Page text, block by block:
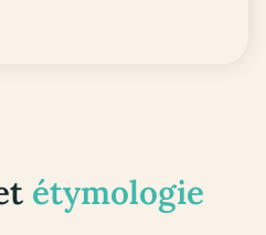
étymologie